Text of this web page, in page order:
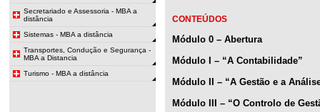
Secretariado e Assessoria - MBA a
distância
Sistemas - MBA a distância
Transportes, Condução e Segurança -
MBA a Distancia
Turismo - MBA a distância
CONTEÚDOS
Módulo 0 – Abertura
Módulo I – “A Contabilidade”
Módulo II – “A Gestão e a
Módulo III – “O Controlo de